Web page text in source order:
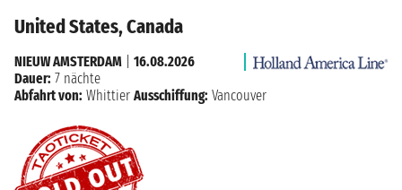
United States, Canada
NIEUW AMSTERDAM
16.08.2026
Dauer: 7 nächte
Abfahrt von: Whittier Ausschiffung: Vancouver